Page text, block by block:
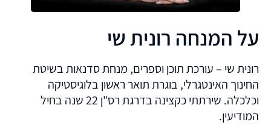
על המנחה רונית שי
רונית שי – עורכת תוכן וספרים, מנחת סדנאות בשיטת
החינוך האינטגרלי, בוגרת תואר ראשון בלוגיסטיקה
וכלכלה. שירתתי כקצינה בדרגת רס"ן 22 שנה בחיל
המודיעין.